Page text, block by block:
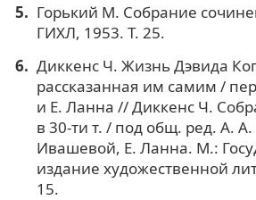
Горький М. Собрание
ГИХЛ, 1953. Т. 25.
Диккенс Ч. Жизнь Дэвида
рассказанная им самим /
и Е. Ланна // Диккенс Ч.
в 30-ти т. / под общ. ред. А.
Ивашевой, Е. Ланна. М.:
издание художественной
15.